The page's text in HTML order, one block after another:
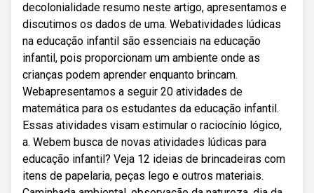
decolonialidade resumo neste artigo, apresentamos e
discutimos os dados de uma. Webatividades lúdicas
na educação infantil são essenciais na educação
infantil, pois proporcionam um ambiente onde as
crianças podem aprender enquanto brincam.
Webapresentamos a seguir 20 atividades de
matemática para os estudantes da educação infantil.
Essas atividades visam estimular o raciocínio lógico,
a. Webem busca de novas atividades lúdicas para
educação infantil? Veja 12 ideias de brincadeiras com
itens de papelaria, peças lego e outros materiais.